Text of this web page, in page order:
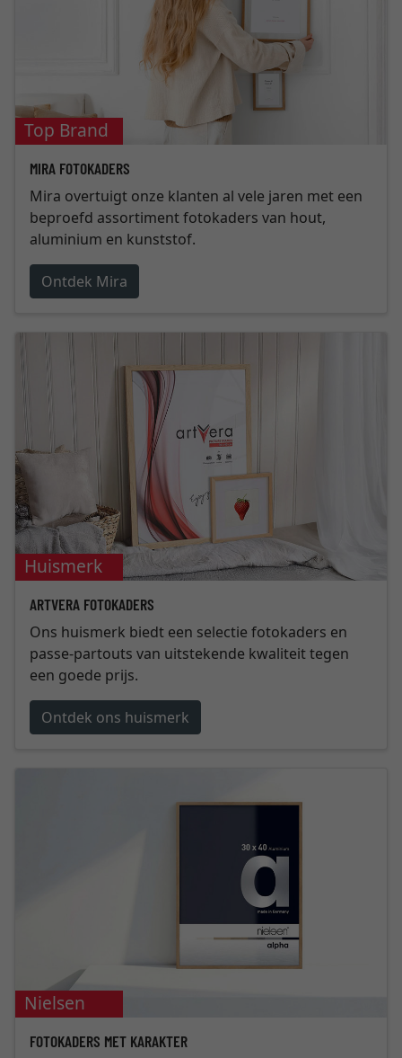
Top Brand
MIRA FOTOKADERS
Mira overtuigt onze klanten al vele jaren met een
beproefd assortiment fotokaders van hout,
aluminium en kunststof.
Ontdek Mira
Huismerk
ARTVERA FOTOKADERS
Ons huismerk biedt een selectie fotokaders en
passe-partouts van uitstekende kwaliteit tegen
een goede prijs.
Ontdek ons huismerk
Nielsen
FOTOKADERS MET KARAKTER